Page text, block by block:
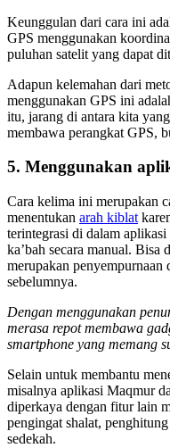
Keunggulan dari cara ini
GPS menggunakan
puluhan satelit yang dapat
Adapun kelemahan dari
menggunakan GPS ini
itu, jarang di antara kita
membawa perangkat GPS,
5. Menggunakan
Cara kelima ini merupakan
menentukan arah kiblat
terintegrasi di dalam
ka’bah secara manual.
merupakan penyempurnaan
sebelumnya.
Dengan menggunakan
merasa repot membawa
smartphone yang memang
Selain untuk membantu
misalnya aplikasi Maqmur
diperkaya dengan fitur lain
pengingat shalat,
sedekah.